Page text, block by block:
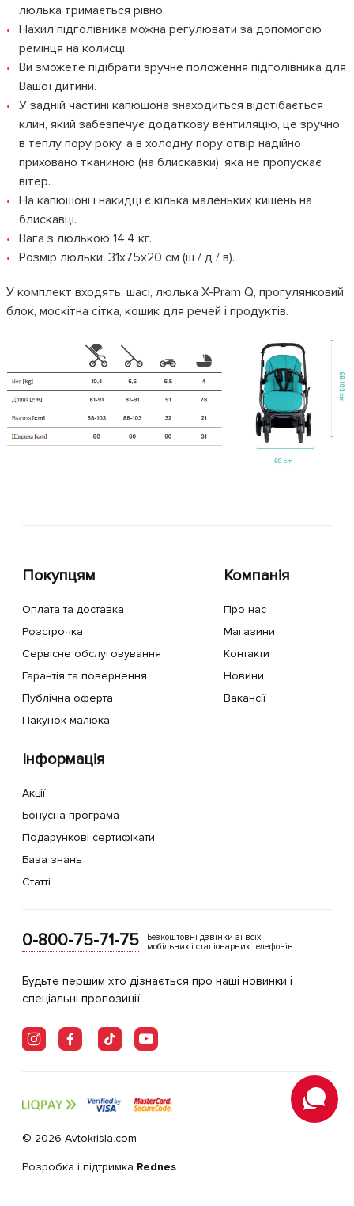
люлька тримається рівно.
Нахил підголівника можна регулювати за допомогою
ремінця на колисці.
Ви зможете підібрати зручне положення підголівника для
Вашої дитини.
У задній частині капюшона знаходиться відстібається
клин, який забезпечує додаткову вентиляцію, це зручно
в теплу пору року, а в холодну пору отвір надійно
приховано тканиною (на блискавки), яка не пропускає
вітер.
На капюшоні і накидці є кілька маленьких кишень на
блискавці.
Вага з люлькою 14,4 кг.
Розмір люльки: 31x75x20 см (ш / д / в).
У комплект входять: шасі, люлька X-Pram Q, прогулянковий
блок, москітна сітка, кошик для речей і продуктів.
Покупцям
Оплата та доставка
Розстрочка
Сервісне обслуговування
Гарантія та повернення
Публічна оферта
Пакунок малюка
Компанія
Про нас
Магазини
Контакти
Новини
Вакансії
Інформація
Акції
Бонусна програма
Подарункові сертифікати
База знань
Статті
0-800-75-71-75
Безкоштовні дзвінки зі всіх
мобільних і стаціонарних телефонів
Будьте першим хто дізнається про наші новинки і
спеціальні пропозиції
© 2026 Avtokrisla.com
Розробка і підтримка Rednes